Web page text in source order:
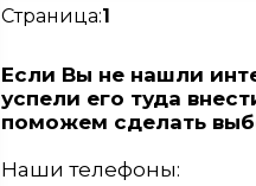
Страница:1
Если Вы не нашли
успели его туда
поможем сделать
Наши телефоны: